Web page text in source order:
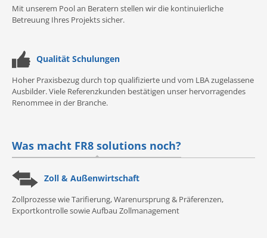
Mit unserem Pool an Beratern stellen wir die kontinuierliche
Betreuung Ihres Projekts sicher.
Qualität Schulungen
Hoher Praxisbezug durch top qualifizierte und vom LBA zugelassene
Ausbilder. Viele Referenzkunden bestätigen unser hervorragendes
Renommee in der Branche.
Was macht FR8 solutions noch?
Zoll & Außenwirtschaft
Zollprozesse wie Tarifierung, Warenursprung & Präferenzen,
Exportkontrolle sowie Aufbau Zollmanagement